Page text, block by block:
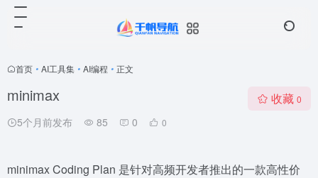
首页 • AI工具集 • AI编程 • 正文
minimax
5个月前发布 85 0 0
收藏 0
minimax Coding Plan 是针对高频开发者推出的一款高性价